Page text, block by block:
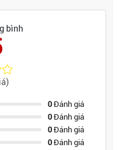
bình
0Đánh giá
0Đánh giá
0Đánh giá
0Đánh giá